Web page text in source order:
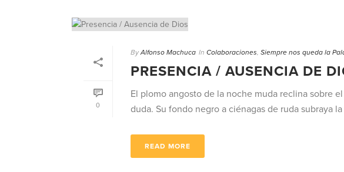
0
By Alfonso Machuca In Colaboraciones Siempre nos queda la
PRESENCIA / AUSENCIA DE
El plomo angosto de la noche muda reclina sobre
duda. Su fondo negro a ciénagas de ruda subraya la
READ MORE